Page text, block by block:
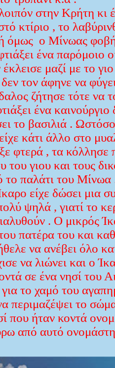
στην Κρήτη κι
κτίριο , το
όμως ο Μίνωας
ένα παρόμοιο
έκλεισε μαζί με το
τον άφηνε να
ζήτησε τότε να
ένα
το βασιλιά .
κάτι άλλο στο
φτερά , τα
του γιου και τους
το παλάτι του Μίνωα
είχε δώσει μια
ψηλά , γιατί το
. Ο μικρός
πατέρα του και
να ανέβει όλο
να λιώνει και ο
σε ένα νησί του
το χαμό του
περιμαζέψει το
που ήταν κοντά
από αυτό